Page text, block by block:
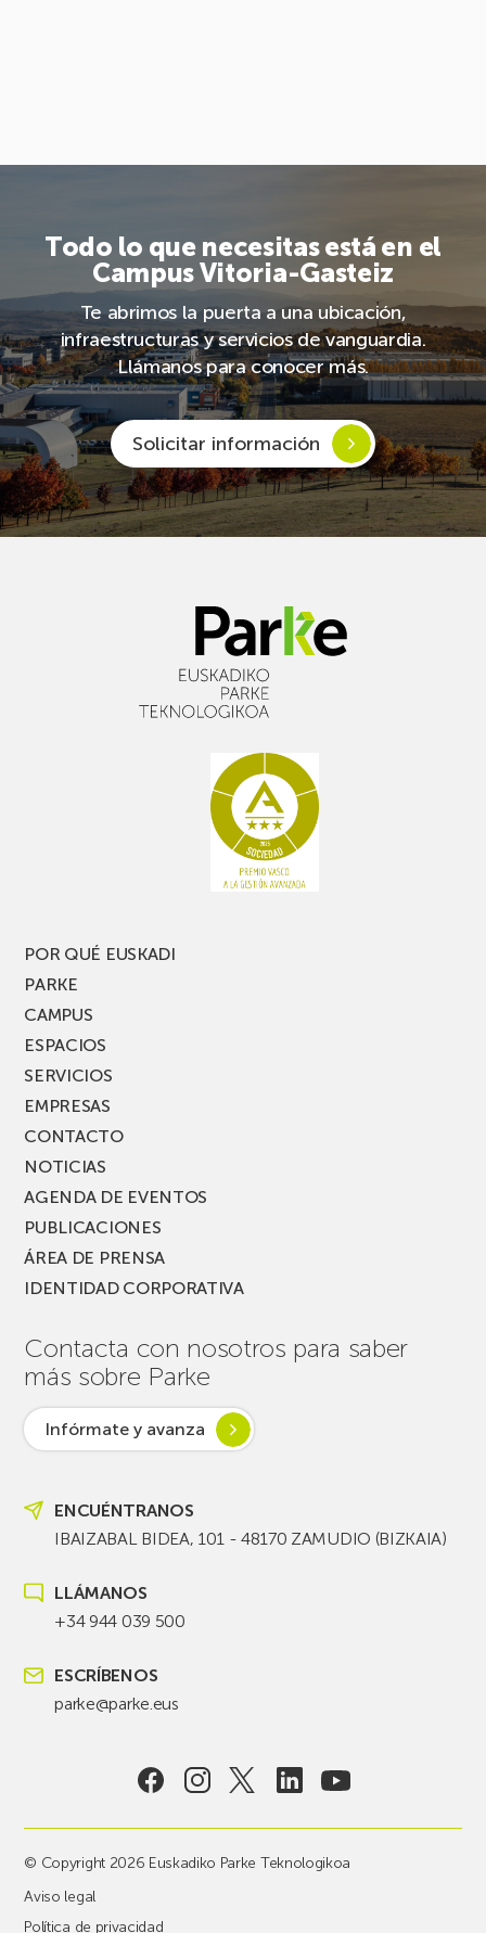
Todo lo que necesitas está en el
Campus Vitoria-Gasteiz
Te abrimos la puerta a una ubicación,
infraestructuras y servicios de vanguardia.
Llámanos para conocer más.
Solicitar información
POR QUÉ EUSKADI
PARKE
CAMPUS
ESPACIOS
SERVICIOS
EMPRESAS
CONTACTO
NOTICIAS
AGENDA DE EVENTOS
PUBLICACIONES
ÁREA DE PRENSA
IDENTIDAD CORPORATIVA
Contacta con nosotros para saber
más sobre Parke
Infórmate y avanza
ENCUÉNTRANOS
IBAIZABAL BIDEA, 101 - 48170 ZAMUDIO (BIZKAIA)
LLÁMANOS
+34 944 039 500
ESCRÍBENOS
parke@parke.eus
© Copyright 2026 Euskadiko Parke Teknologikoa
Aviso legal
Política de privacidad